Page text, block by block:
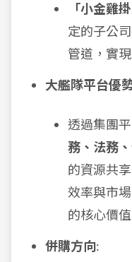
「小金雞掛
定的子公
管道，實
大艦隊平台優
透過集團
務、法務
的資源共
效率與市
的核心價值
併購方向: